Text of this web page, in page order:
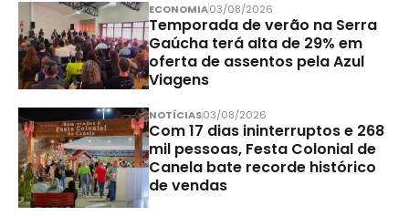
ECONOMIA03/08/2026
Temporada de verão na Serra
Gaúcha terá alta de 29% em
oferta de assentos pela Azul
Viagens
NOTÍCIAS03/08/2026
Com 17 dias ininterruptos e 268
mil pessoas, Festa Colonial de
Canela bate recorde histórico
de vendas